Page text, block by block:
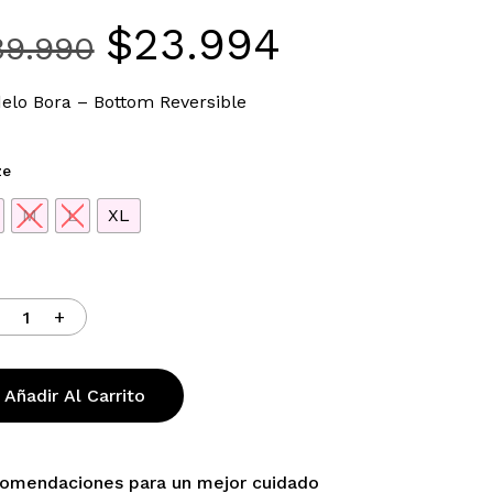
productos en el carrito.
El
precio
original
$23.994
para un mejor cuidado
Bora – Bottom Reversible
M L XL
Añadir Al Carrito